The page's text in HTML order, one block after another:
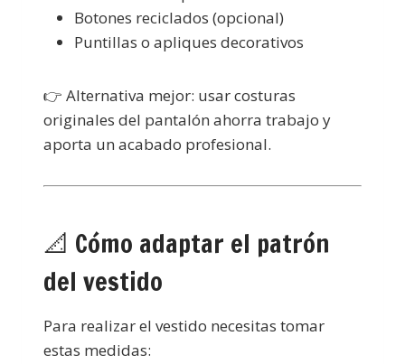
Botones reciclados (opcional)
Puntillas o apliques decorativos
👉 Alternativa mejor: usar costuras
originales del pantalón ahorra trabajo y
aporta un acabado profesional.
📐 Cómo adaptar el patrón
del vestido
Para realizar el vestido necesitas tomar
estas medidas: